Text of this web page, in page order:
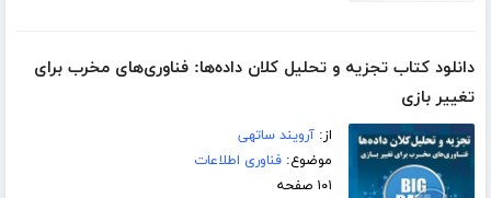
دانلود کتاب تجزیه و تحلیل کلان داده‌ها: فناوری‌های مخرب برای
تغییر بازی
از:آرویند ساتهی
موضوع:فناوری اطلاعات
۱۰۱ صفحه